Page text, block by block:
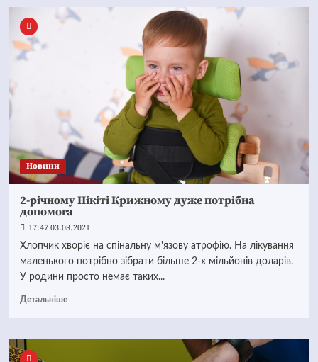
Новини
2-річному Нікіті Крижному дуже потрібна
допомога
17:47 03.08.2021
Хлопчик хворіє на спінальну м'язову атрофію. На лікування
маленького потрібно зібрати більше 2-х мільйонів доларів.
У родини просто немає таких...
Детальніше